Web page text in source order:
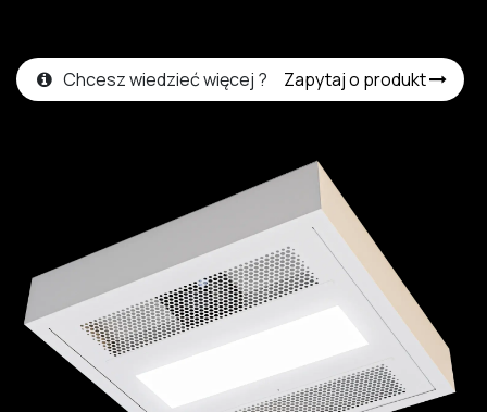
Chcesz wiedzieć więcej ? Zapytaj o produkt